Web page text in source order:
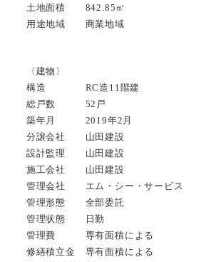
土地面積 842.85㎡
用途地域 商業地域
〈建物〉
構造 RC造11階建
総戸数 52戸
築年月 2019年2月
分譲会社 山田建設
設計監理 山田建設
施工会社 山田建設
管理会社 エム・シー・サービス
管理形態 全部委託
管理状態 日勤
管理費 専有面積による
修繕積立金 専有面積による